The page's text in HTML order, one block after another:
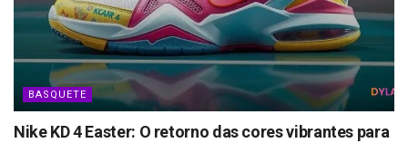
BASQUETE
Nike KD 4 Easter: O retorno das cores vibrantes para